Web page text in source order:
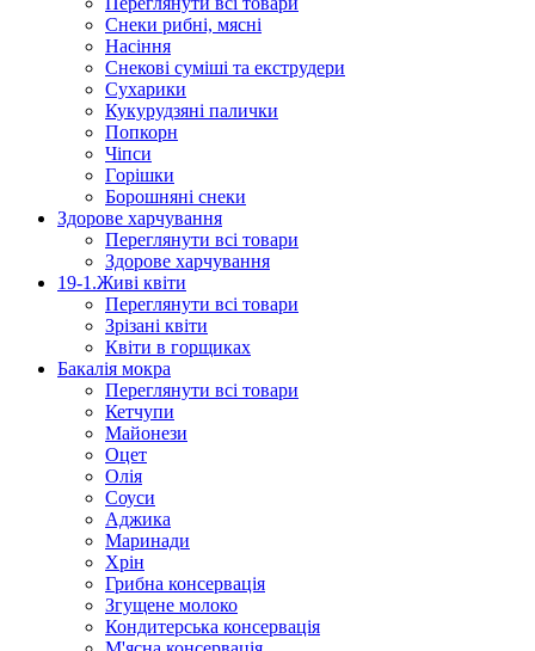
Снеки рибні, мясні
Насіння
Снекові суміші та екструдери
Сухарики
Кукурудзяні пaлички
Попкорн
Чіпси
Гoрішки
Борошняні снеки
Здорове харчування
Переглянути всі товари
Здорове харчування
19-1.Живі квіти
Переглянути всі товари
Зрізані квіти
Квіти в горщиках
Бакалія мокра
Переглянути всі товари
Кетчупи
Майонези
Оцет
Олія
Соуси
Аджика
Маринади
Хрін
Грибна консервація
Згущене молоко
Кондитерська консервація